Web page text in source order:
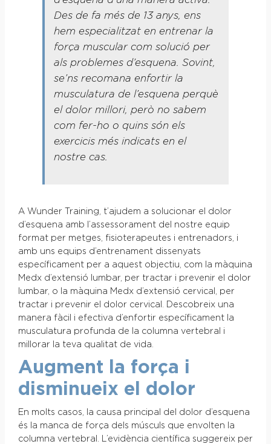
Des de fa més de 13 anys, ens
hem especialitzat en entrenar la
força muscular com solució per
als problemes d’esquena. Sovint,
se’ns recomana enfortir la
musculatura de l’esquena perquè
el dolor millori, però no sabem
com fer-ho o quins són els
exercicis més indicats en el
nostre cas.
A Wunder Training, t’ajudem a solucionar el dolor
d’esquena amb l’assessorament del nostre equip
format per metges, fisioterapeutes i entrenadors, i
amb uns equips d’entrenament dissenyats
específicament per a aquest objectiu, com la màquina
Medx d’extensió lumbar, per tractar i prevenir el dolor
lumbar, o la màquina Medx d’extensió cervical, per
tractar i prevenir el dolor cervical. Descobreix una
manera fàcil i efectiva d’enfortir específicament la
musculatura profunda de la columna vertebral i
millorar la teva qualitat de vida.
Augment la força i
disminueix el dolor
En molts casos, la causa principal del dolor d’esquena
és la manca de força dels músculs que envolten la
columna vertebral. L’evidència científica suggereix per